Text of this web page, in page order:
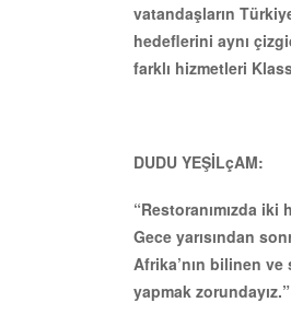
vatandaşların
hedeflerini aynı
farklı hizmetleri
DUDU YEŞİLçAM:
“Restoranımızda
Gece yarısından
Afrika’nın bilinen
yapmak zorundayız.”